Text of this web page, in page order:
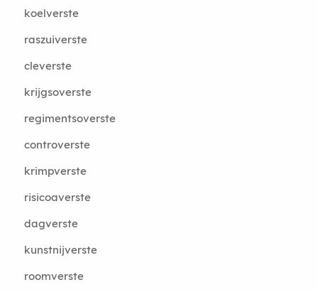
koelverste
raszuiverste
cleverste
krijgsoverste
regimentsoverste
controverste
krimpverste
risicoaverste
dagverste
kunstnijverste
roomverste